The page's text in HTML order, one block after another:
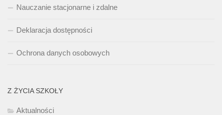
Nauczanie stacjonarne i zdalne
Deklaracja dostępności
Ochrona danych osobowych
Z ŻYCIA SZKOŁY
Aktualności